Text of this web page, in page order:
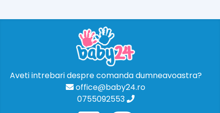
Aveti intrebari despre comanda dumneavoastra?
office@baby24.ro
0755092553